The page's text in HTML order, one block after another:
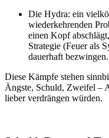
Die Hydra: ein
wiederkehrenden
einen Kopf
Strategie (Feuer als
dauerhaft bezwingen.
Diese Kämpfe stehen
Ängste, Schuld, Zweifel –
lieber verdrängen würden.